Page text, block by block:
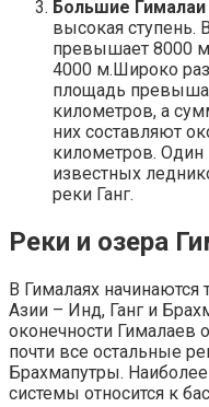
Большие Гималаи
высокая ступень.
превышает 8000
4000 м.Широко
площадь
километров, а
них составляют
километров. Один
известных
реки Ганг.
Реки и озера
В Гималаях
Азии – Инд, Ганг и
оконечности Гималаев
почти все остальные
Брахмапутры.
системы относится к